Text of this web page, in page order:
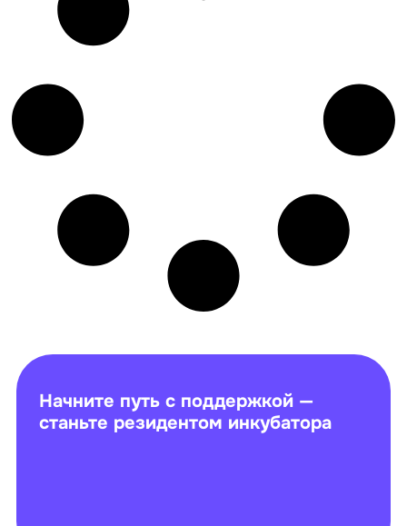
Начните путь с поддержкой —
станьте резидентом инкубатора